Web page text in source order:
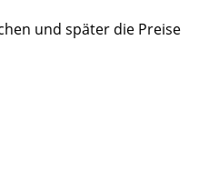
und später die Preise